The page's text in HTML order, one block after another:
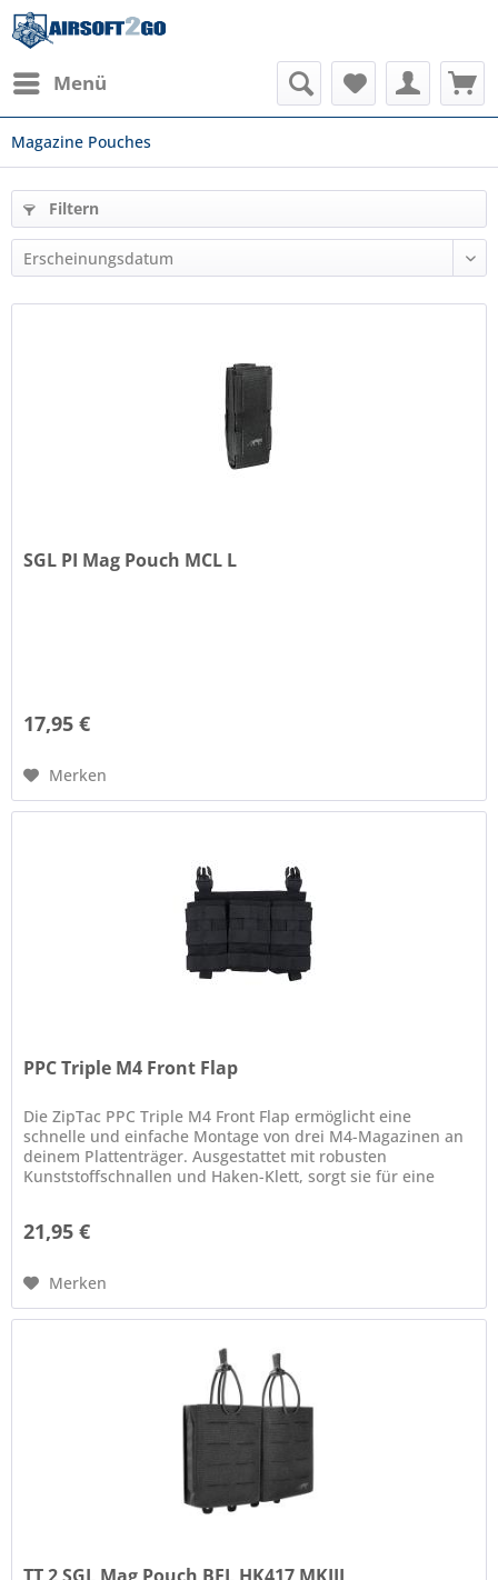
Menü
Magazine Pouches
Filtern
SGL PI Mag Pouch MCL L
17,95 €
Merken
PPC Triple M4 Front Flap
Die ZipTac PPC Triple M4 Front Flap ermöglicht eine
schnelle und einfache Montage von drei M4-Magazinen an
deinem Plattenträger. Ausgestattet mit robusten
Kunststoffschnallen und Haken-Klett, sorgt sie für eine
21,95 €
Merken